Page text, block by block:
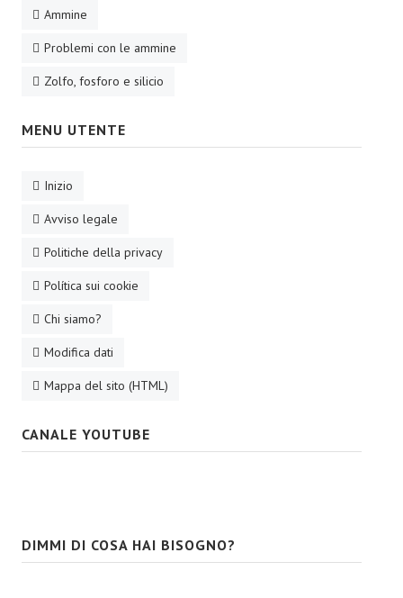
Ammine
Problemi con le ammine
Zolfo, fosforo e silicio
MENU UTENTE
Inizio
Avviso legale
Politiche della privacy
Política sui cookie
Chi siamo?
Modifica dati
Mappa del sito (HTML)
CANALE YOUTUBE
DIMMI DI COSA HAI BISOGNO?